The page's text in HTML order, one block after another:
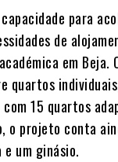
para
de
em Beja.
quartos
15 quartos
o projeto conta
e um ginásio.